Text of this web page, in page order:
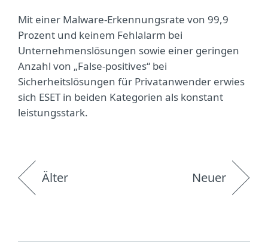
Mit einer Malware-Erkennungsrate von 99,9
Prozent und keinem Fehlalarm bei
Unternehmenslösungen sowie einer geringen
Anzahl von „False-positives“ bei
Sicherheitslösungen für Privatanwender erwies
sich ESET in beiden Kategorien als konstant
leistungsstark.
Älter Neuer